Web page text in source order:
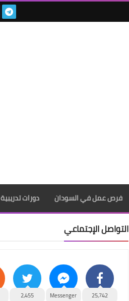
فرص عمل في السودان دورات تدريبية
التواصل الإجتماعي
25,742
Messenger
2,455